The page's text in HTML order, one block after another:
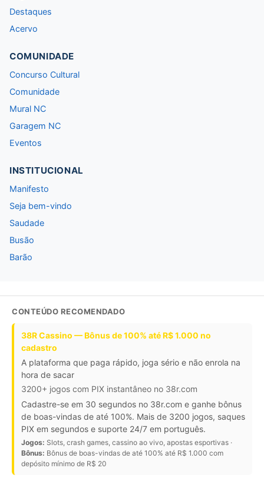
Destaques
Acervo
COMUNIDADE
Concurso Cultural
Comunidade
Mural NC
Garagem NC
Eventos
INSTITUCIONAL
Manifesto
Seja bem-vindo
Saudade
Busão
Barão
CONTEÚDO RECOMENDADO
38R Cassino — Bônus de 100% até R$ 1.000 no
cadastro
A plataforma que paga rápido, joga sério e não enrola na
hora de sacar
3200+ jogos com PIX instantâneo no 38r.com
Cadastre-se em 30 segundos no 38r.com e ganhe bônus
de boas-vindas de até 100%. Mais de 3200 jogos, saques
PIX em segundos e suporte 24/7 em português.
Jogos: Slots, crash games, cassino ao vivo, apostas esportivas ·
Bônus: Bônus de boas-vindas de até 100% até R$ 1.000 com
depósito mínimo de R$ 20